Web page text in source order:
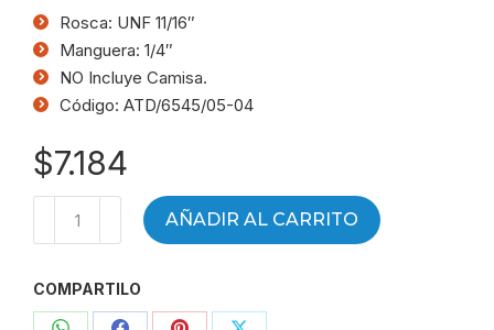
Rosca: UNF 11/16″
Manguera: 1/4″
NO Incluye Camisa.
Código: ATD/6545/05-04
$7.184
45°
Plano
AÑADIR AL CARRITO
COMPARTILO